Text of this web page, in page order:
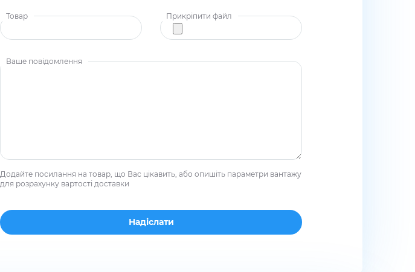
Товар Прикріпити файл
Ваше повідомлення
Додайте посилання на товар, що Вас цікавить, або опишіть параметри вантажу
для розрахунку вартості доставки